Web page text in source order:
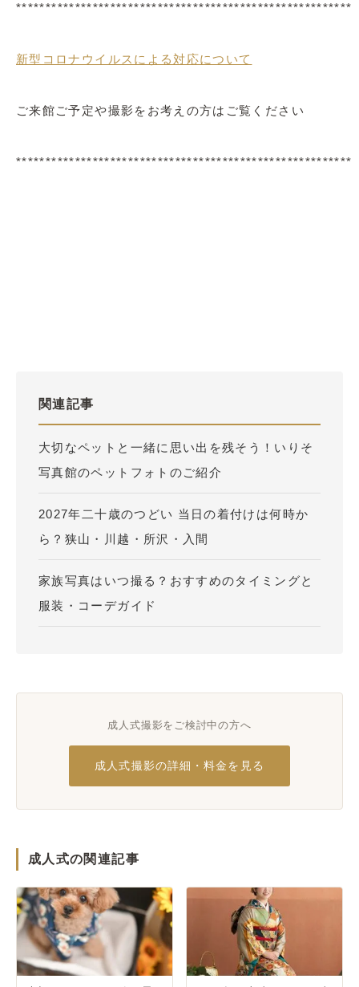
*********************************************************
新型コロナウイルスによる対応について
ご来館ご予定や撮影をお考えの方はご覧ください
*********************************************************
関連記事
大切なペットと一緒に思い出を残そう！いりそ
写真館のペットフォトのご紹介
2027年二十歳のつどい 当日の着付けは何時か
ら？狭山・川越・所沢・入間
家族写真はいつ撮る？おすすめのタイミングと
服装・コーデガイド
成人式撮影をご検討中の方へ
成人式撮影の詳細・料金を見る
成人式の関連記事